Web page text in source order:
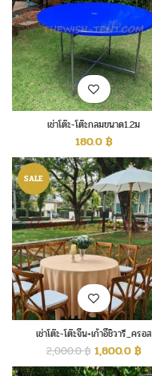
เช่าโต๊ะ-โต๊ะกลมขนาด1.2ม
180.0฿
SALE
เช่าโต๊ะ-โต๊ะจีน+เก้าอี้ชิวารี_ครอส
แบ็ค_Crossback
2,000.0฿ 1,800.0฿